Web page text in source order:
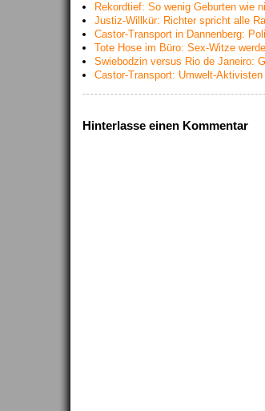
Rekordtief: So wenig Geburten wie
Justiz-Willkür: Richter spricht alle
Castor-Transport in Dannenberg:
Tote Hose im Büro: Sex-Witze
Swiebodzin versus Rio de Janeiro:
Castor-Transport: Umwelt-
Hinterlasse einen Kommentar